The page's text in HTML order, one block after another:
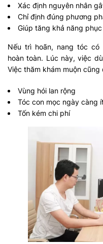
Xác định nguyên nhân
Chỉ định đúng phương
Giúp tăng khả năng
Nếu trì hoãn, nang tóc
hoàn toàn. Lúc này, việc
Việc thăm khám muộn cũng
Vùng hói lan rộng
Tóc con mọc ngày càng
Tốn kém chi phí